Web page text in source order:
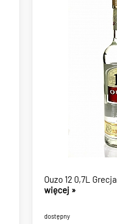
Ouzo 12 0,7L Grecja
więcej »
dostępny